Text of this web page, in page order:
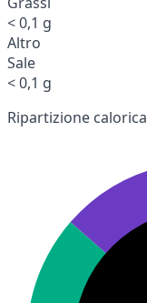
< 0,1 g
Altro
Sale
< 0,1 g
Ripartizione calorica